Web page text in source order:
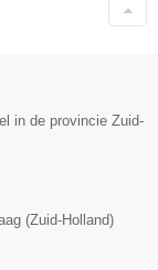
in de provincie Zuid-
(Zuid-Holland)